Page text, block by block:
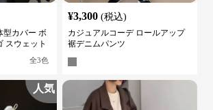
型カバー ボ
スウェット
全3色
¥3,300 (税込)
カジュアルコーデ ロールアップ
裾デニムパンツ
人気